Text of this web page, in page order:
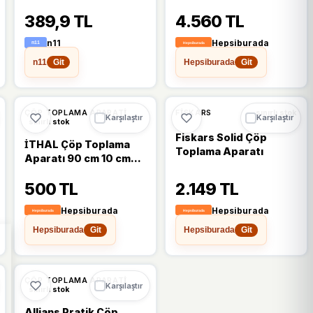
389,9 TL
n11
n11
Git
4.560 TL
Hepsiburada
Hepsiburada
Git
Karşılaştır
ÇÖP TOPLAMA APARATI
sınırlı stok
İTHAL Çöp Toplama
Aparatı 90 cm 10 cm
Kullanım 1 Adet
500 TL
Hepsiburada
Hepsiburada
Git
Karşılaştır
FISKARS sınırlı stok
Fiskars Solid Çöp
Toplama Aparatı
2.149 TL
Hepsiburada
Hepsiburada
Git
Karşılaştır
ÇÖP TOPLAMA APARATI
sınırlı stok